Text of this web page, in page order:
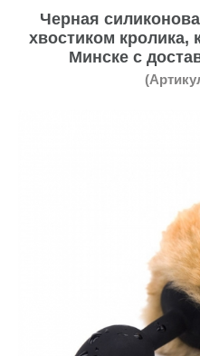
Черная
хвостиком
Минске с